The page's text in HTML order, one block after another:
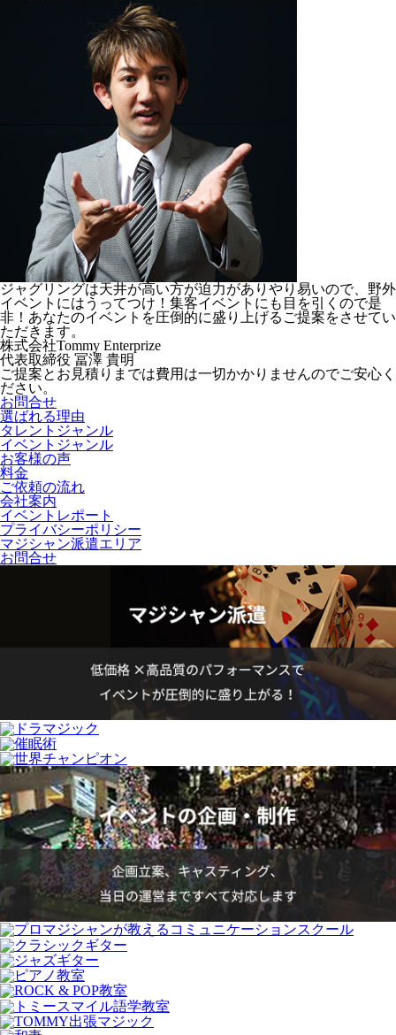
ジャグリングは天井が高い方が迫力がありやり易いので、野外
イベントにはうってつけ！集客イベントにも目を引くので是
非！あなたのイベントを圧倒的に盛り上げるご提案をさせてい
ただきます。
株式会社Tommy Enterprize
代表取締役 冨澤 貴明
ご提案とお見積りまでは費用は一切かかりませんのでご安心く
ださい。
お問合せ
選ばれる理由
タレントジャンル
イベントジャンル
お客様の声
料金
ご依頼の流れ
会社案内
イベントレポート
プライバシーポリシー
マジシャン派遣エリア
お問合せ